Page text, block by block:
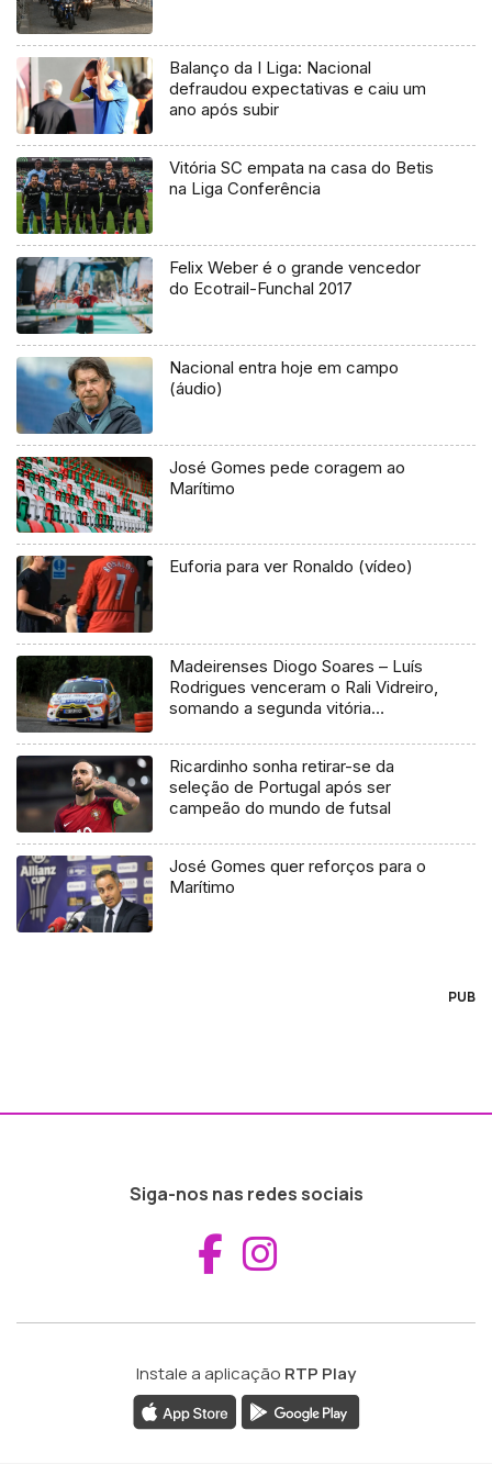
Balanço da I Liga: Nacional
defraudou expectativas e caiu um
ano após subir
Vitória SC empata na casa do Betis
na Liga Conferência
Felix Weber é o grande vencedor
do Ecotrail-Funchal 2017
Nacional entra hoje em campo
(áudio)
José Gomes pede coragem ao
Marítimo
Euforia para ver Ronaldo (vídeo)
Madeirenses Diogo Soares – Luís
Rodrigues venceram o Rali Vidreiro,
somando a segunda vitória
Ricardinho sonha retirar-se da
seleção de Portugal após ser
campeão do mundo de futsal
José Gomes quer reforços para o
Marítimo
PUB
Siga-nos nas redes sociais
Aceder ao
Instale a aplicação RTP Play